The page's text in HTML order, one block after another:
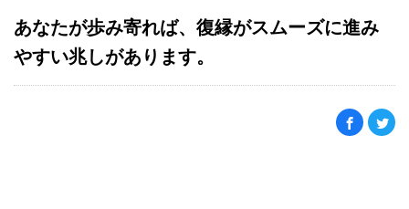
あなたが歩み寄れば、復縁がスムーズに進み
やすい兆しがあります。